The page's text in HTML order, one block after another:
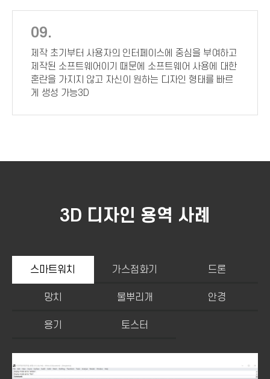
09.
제작 초기부터 사용자의 인터페이스에 중심을 부여하고
제작된 소프트웨어이기 때문에 소프트웨어 사용에 대한
혼란을 가지지 않고 자신이 원하는 디자인 형태를 빠르
게 생성 가능3D
3D 디자인 용역 사례
스마트워치 가스점화기 드론
망치 물뿌리개 안경
용기 토스터